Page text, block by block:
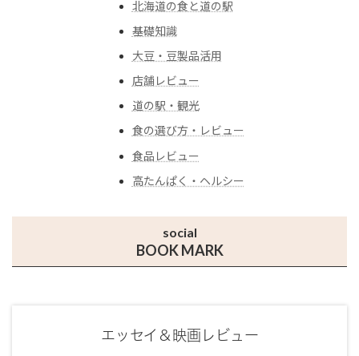
北海道の食と道の駅
基礎知識
大豆・豆製品活用
店舗レビュー
道の駅・観光
食の選び方・レビュー
食品レビュー
高たんぱく・ヘルシー
social
BOOK MARK
エッセイ＆映画レビュー